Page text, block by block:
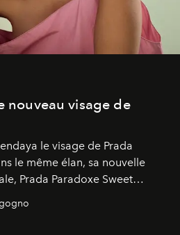
nouveau visage de
le visage de Prada
le même élan, sa nouvelle
Prada Paradoxe Sweet